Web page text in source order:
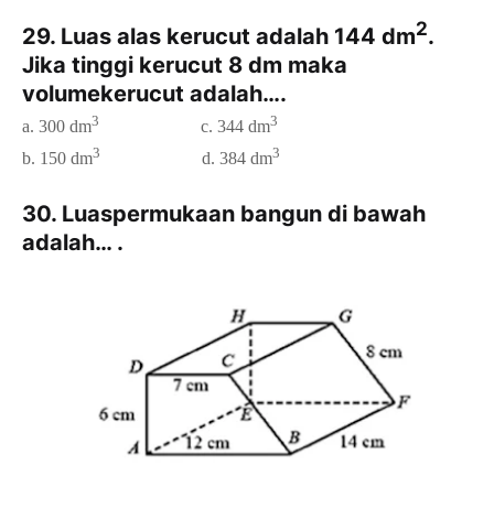
29. Luas alas kerucut adalah 144 dm2.
Jika tinggi kerucut 8 dm maka
volumekerucut adalah….
a. 300 dm3 c. 344 dm3
b. 150 dm3 d. 384 dm3
30. Luaspermukaan bangun di bawah
adalah… .